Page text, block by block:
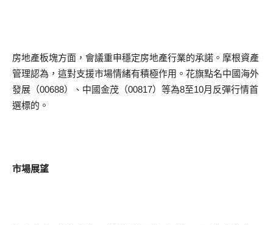
房地產板塊方面，會議重申穩定房地產行業的承諾。摩根資產
管理認為，這對支援市場情緒有積極作用。花旗點名中國海外
發展（00688）、中國金茂（00817）等為8至10月反彈行情首
選標的。
市場展望